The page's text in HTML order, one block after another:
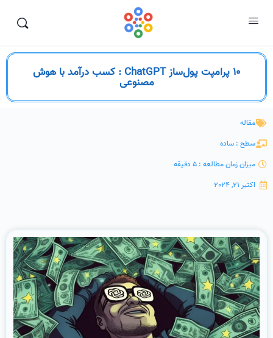
10 پرامپت پول‌ساز ChatGPT : کسب درآمد با هوش
مصنوعی
مقاله
سطح : ساده
میزان زمان مطالعه : 5 دقیقه
اکتبر 21, 2024